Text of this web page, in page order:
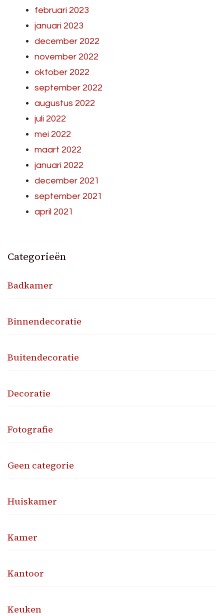
februari 2023
januari 2023
december 2022
november 2022
oktober 2022
september 2022
augustus 2022
juli 2022
mei 2022
maart 2022
januari 2022
december 2021
september 2021
april 2021
Categorieën
Badkamer
Binnendecoratie
Buitendecoratie
Decoratie
Fotografie
Geen categorie
Huiskamer
Kamer
Kantoor
Keuken